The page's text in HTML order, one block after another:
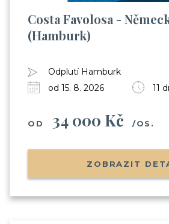
Costa Favolosa -
(Hamburk)
Odplutí Hamburk
od 15. 8. 2026
11
OD 34 000 Kč /OS.
ZOBRAZIT